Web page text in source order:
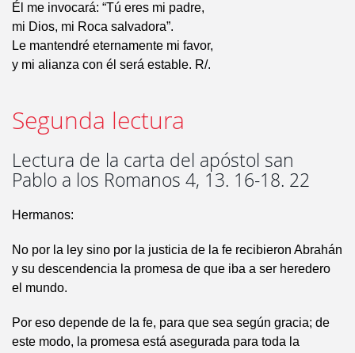
Él me invocará: “Tú eres mi padre,
mi Dios, mi Roca salvadora”.
Le mantendré eternamente mi favor,
y mi alianza con él será estable. R/.
Segunda lectura
Lectura de la carta del apóstol san
Pablo a los Romanos 4, 13. 16-18. 22
Hermanos:
No por la ley sino por la justicia de la fe recibieron Abrahán
y su descendencia la promesa de que iba a ser heredero
el mundo.
Por eso depende de la fe, para que sea según gracia; de
este modo, la promesa está asegurada para toda la